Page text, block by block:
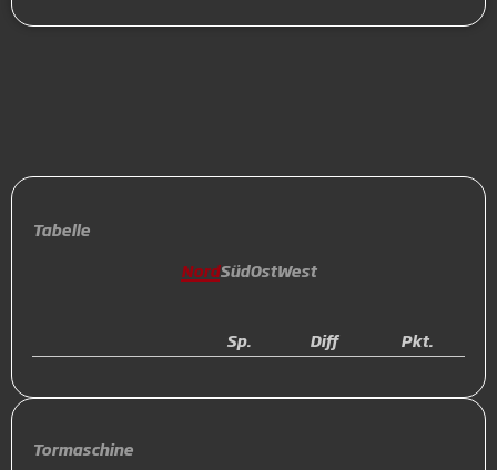
Tabelle
NordSüdOstWest
Sp. Diff Pkt.
Tormaschine